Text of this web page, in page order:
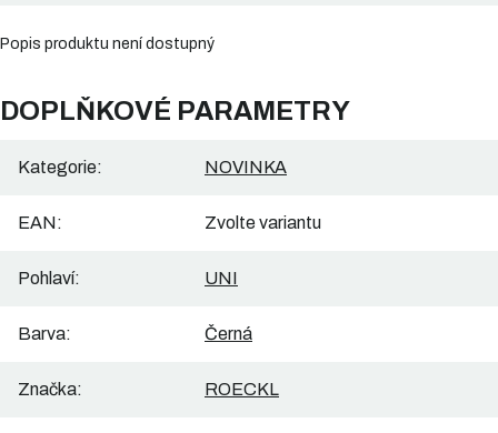
Popis produktu není dostupný
DOPLŇKOVÉ PARAMETRY
Kategorie: NOVINKA
EAN: Zvolte variantu
Pohlaví: UNI
Barva: Černá
Značka: ROECKL